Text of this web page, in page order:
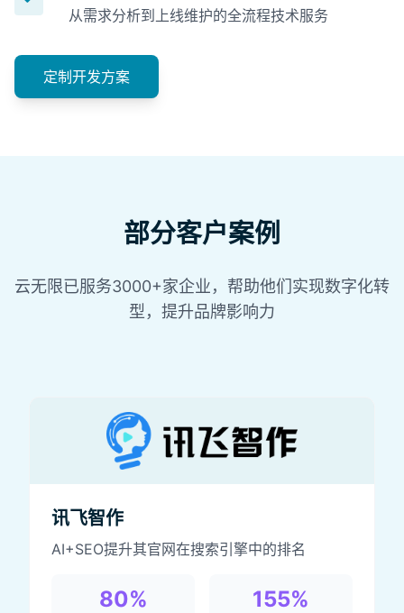
从需求分析到上线维护的全流程技术服务
定制开发方案
部分客户案例
云无限已服务3000+家企业，帮助他们实现数字化转
型，提升品牌影响力
讯飞智作
AI+SEO提升其官网在搜索引擎中的排名
80% 155%